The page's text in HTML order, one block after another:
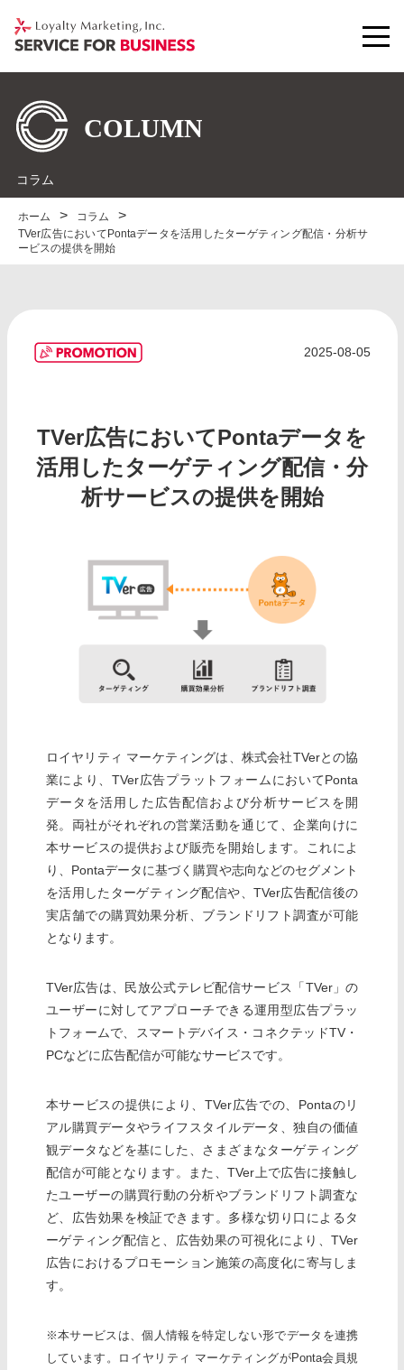
コラム
ホーム
コラム
TVer広告においてPontaデータを活用したターゲティング配信・分析サ
ービスの提供を開始
2025-08-05
TVer広告においてPontaデータを
活用したターゲティング配信・分
析サービスの提供を開始
ロイヤリティ マーケティングは、株式会社TVerとの協
業により、TVer広告プラットフォームにおいてPonta
データを活用した広告配信および分析サービスを開
発。両社がそれぞれの営業活動を通じて、企業向けに
本サービスの提供および販売を開始します。これによ
り、Pontaデータに基づく購買や志向などのセグメント
を活用したターゲティング配信や、TVer広告配信後の
実店舗での購買効果分析、ブランドリフト調査が可能
となります。
TVer広告は、民放公式テレビ配信サービス「TVer」の
ユーザーに対してアプローチできる運用型広告プラッ
トフォームで、スマートデバイス・コネクテッドTV・
PCなどに広告配信が可能なサービスです。
本サービスの提供により、TVer広告での、Pontaのリ
アル購買データやライフスタイルデータ、独自の価値
観データなどを基にした、さまざまなターゲティング
配信が可能となります。また、TVer上で広告に接触し
たユーザーの購買行動の分析やブランドリフト調査な
ど、広告効果を検証できます。多様な切り口によるタ
ーゲティング配信と、広告効果の可視化により、TVer
広告におけるプロモーション施策の高度化に寄与しま
す。
※本サービスは、個人情報を特定しない形でデータを連携
しています。ロイヤリティ マーケティングがPonta会員規